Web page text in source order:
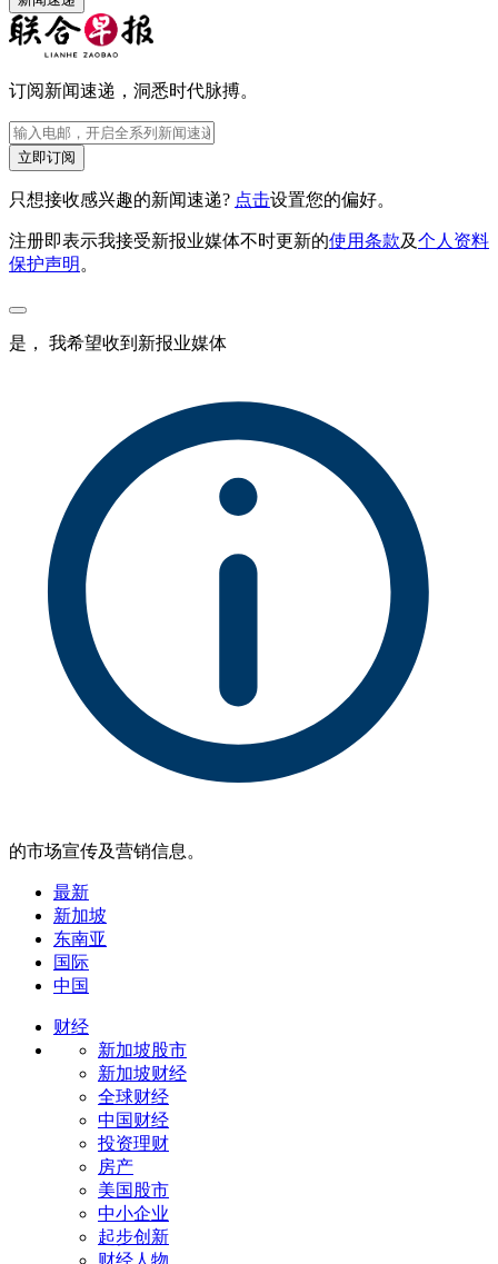
订阅新闻速递，洞悉时代脉搏。
立即订阅
只想接收感兴趣的新闻速递? 点击设置您的偏好。
注册即表示我接受新报业媒体不时更新的使用条款及个人资料
保护声明 。
是， 我希望收到新报业媒体
的市场宣传及营销信息。
最新
新加坡
东南亚
国际
中国
财经
新加坡股市
新加坡财经
全球财经
中国财经
投资理财
房产
美国股市
中小企业
起步创新
财经人物